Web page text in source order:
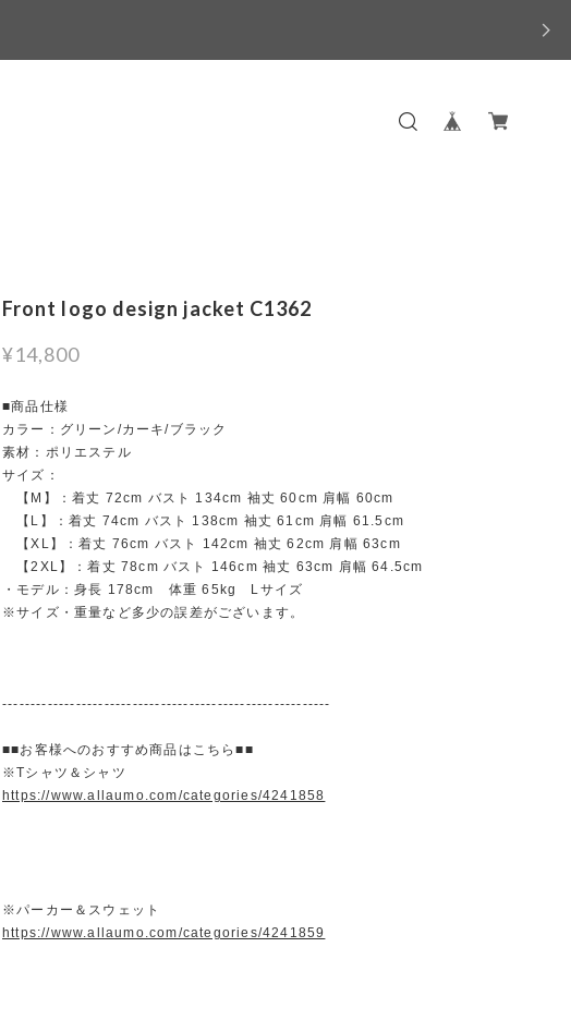
Front logo design jacket C1362
¥14,800
■商品仕様
カラー：グリーン/カーキ/ブラック
素材：ポリエステル
サイズ：
【M】：着丈 72cm バスト 134cm 袖丈 60cm 肩幅 60cm
【L】：着丈 74cm バスト 138cm 袖丈 61cm 肩幅 61.5cm
【XL】：着丈 76cm バスト 142cm 袖丈 62cm 肩幅 63cm
【2XL】：着丈 78cm バスト 146cm 袖丈 63cm 肩幅 64.5cm
・モデル：身長 178cm 体重 65kg Lサイズ
※サイズ・重量など多少の誤差がございます。
----------------------------------------------------------
■■お客様へのおすすめ商品はこちら■■
※Tシャツ＆シャツ
https://www.allaumo.com/categories/4241858
※パーカー＆スウェット
https://www.allaumo.com/categories/4241859